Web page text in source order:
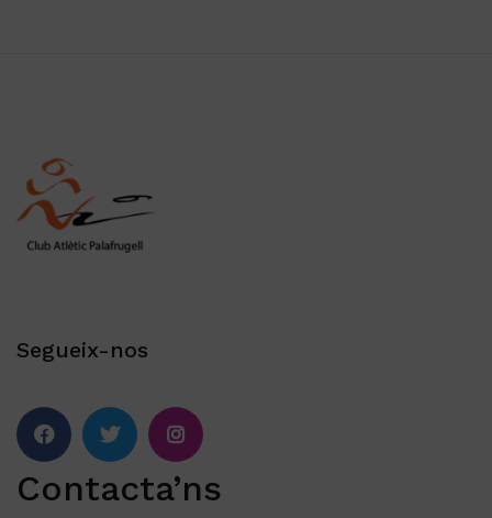
Segueix-nos
FacebookTwitter Instagram
Contacta’ns